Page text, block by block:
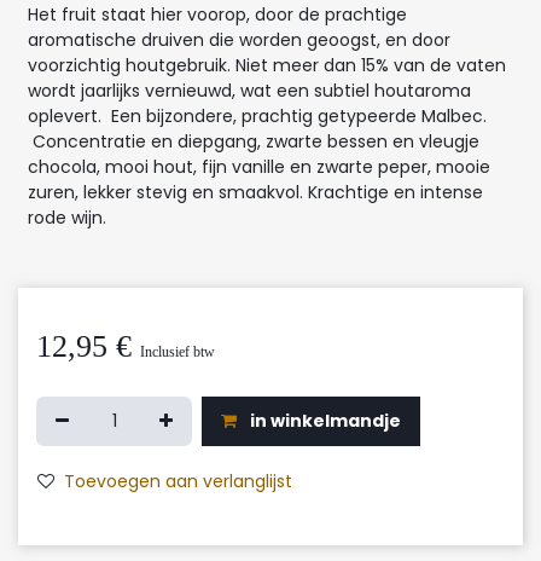
Het fruit staat hier voorop, door de prachtige
aromatische druiven die worden geoogst, en door
voorzichtig houtgebruik. Niet meer dan 15% van de vaten
wordt jaarlijks vernieuwd, wat een subtiel houtaroma
oplevert. Een bijzondere, prachtig getypeerde Malbec.
Concentratie en diepgang, zwarte bessen en vleugje
chocola, mooi hout, fijn vanille en zwarte peper, mooie
zuren, lekker stevig en smaakvol. Krachtige en intense
rode wijn.
12,95 € Inclusief btw
in winkelmandje
Toevoegen aan verlanglijst